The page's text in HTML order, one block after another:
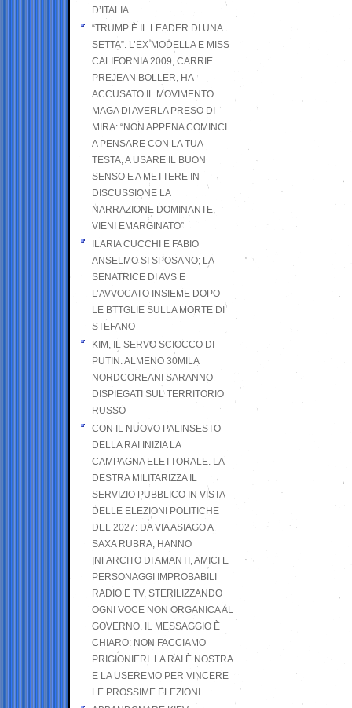
D’ITALIA
“TRUMP È IL LEADER DI UNA
SETTA”. L’EX MODELLA E MISS
CALIFORNIA 2009, CARRIE
PREJEAN BOLLER, HA
ACCUSATO IL MOVIMENTO
MAGA DI AVERLA PRESO DI
MIRA: “NON APPENA COMINCI
A PENSARE CON LA TUA
TESTA, A USARE IL BUON
SENSO E A METTERE IN
DISCUSSIONE LA
NARRAZIONE DOMINANTE,
VIENI EMARGINATO”
ILARIA CUCCHI E FABIO
ANSELMO SI SPOSANO; LA
SENATRICE DI AVS E
L’AVVOCATO INSIEME DOPO
LE BTTGLIE SULLA MORTE DI
STEFANO
KIM, IL SERVO SCIOCCO DI
PUTIN: ALMENO 30MILA
NORDCOREANI SARANNO
DISPIEGATI SUL TERRITORIO
RUSSO
CON IL NUOVO PALINSESTO
DELLA RAI INIZIA LA
CAMPAGNA ELETTORALE. LA
DESTRA MILITARIZZA IL
SERVIZIO PUBBLICO IN VISTA
DELLE ELEZIONI POLITICHE
DEL 2027: DA VIA ASIAGO A
SAXA RUBRA, HANNO
INFARCITO DI AMANTI, AMICI E
PERSONAGGI IMPROBABILI
RADIO E TV, STERILIZZANDO
OGNI VOCE NON ORGANICA AL
GOVERNO. IL MESSAGGIO È
CHIARO: NON FACCIAMO
PRIGIONIERI. LA RAI È NOSTRA
E LA USEREMO PER VINCERE
LE PROSSIME ELEZIONI